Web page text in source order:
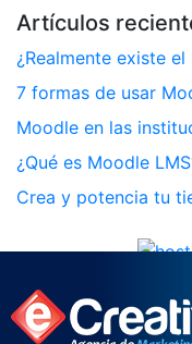
Artículos
¿Realmente existe
7 formas de usar
Moodle en las
¿Qué es Moodle
Crea y potencia tu